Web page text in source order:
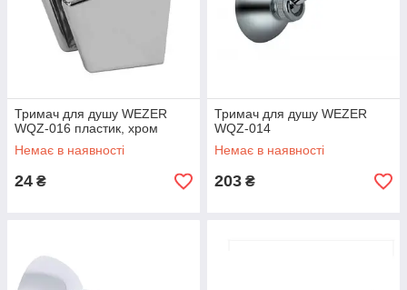
Тримач для душу WEZER
WQZ-016 пластик, хром
Немає в наявності
24 ₴
Тримач для душу WEZER
WQZ-014
Немає в наявності
203 ₴